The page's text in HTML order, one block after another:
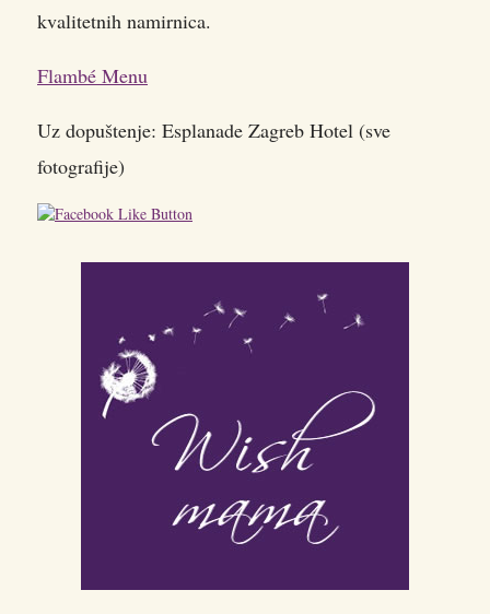
kvalitetnih namirnica.
Flambé Menu
Uz dopuštenje: Esplanade Zagreb Hotel (sve
fotografije)